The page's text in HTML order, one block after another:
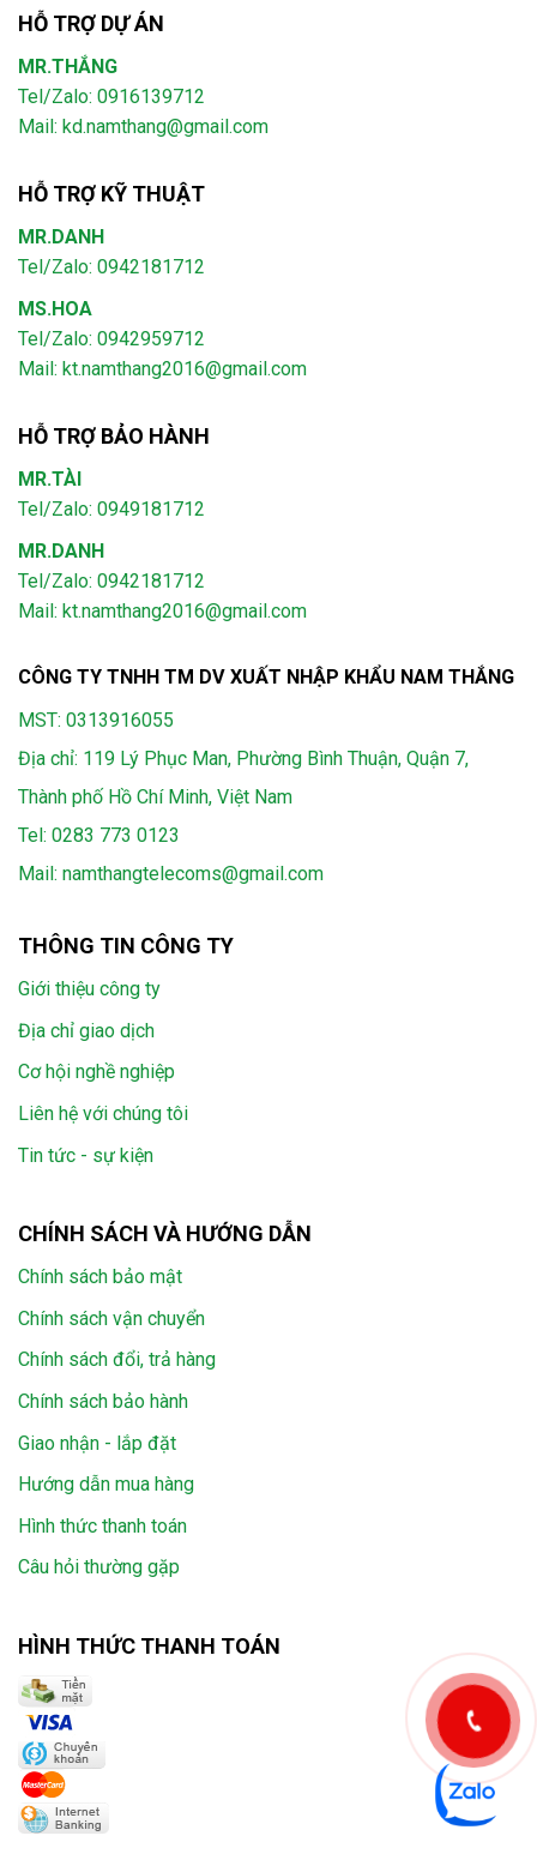
HỖ TRỢ DỰ ÁN
MR.THẮNG
Tel/Zalo: 0916139712
Mail: kd.namthang@gmail.com
HỖ TRỢ KỸ THUẬT
MR.DANH
Tel/Zalo: 0942181712
MS.HOA
Tel/Zalo: 0942959712
Mail: kt.namthang2016@gmail.com
HỖ TRỢ BẢO HÀNH
MR.TÀI
Tel/Zalo: 0949181712
MR.DANH
Tel/Zalo: 0942181712
Mail: kt.namthang2016@gmail.com
CÔNG TY TNHH TM DV XUẤT NHẬP KHẨU NAM THẮNG
MST: 0313916055
Địa chỉ: 119 Lý Phục Man, Phường Bình Thuận, Quận 7,
Thành phố Hồ Chí Minh, Việt Nam
Tel: 0283 773 0123
Mail: namthangtelecoms@gmail.com
THÔNG TIN CÔNG TY
Giới thiệu công ty
Địa chỉ giao dịch
Cơ hội nghề nghiệp
Liên hệ với chúng tôi
Tin tức - sự kiện
CHÍNH SÁCH VÀ HƯỚNG DẪN
Chính sách bảo mật
Chính sách vận chuyển
Chính sách đổi, trả hàng
Chính sách bảo hành
Giao nhận - lắp đặt
Hướng dẫn mua hàng
Hình thức thanh toán
Câu hỏi thường gặp
HÌNH THỨC THANH TOÁN